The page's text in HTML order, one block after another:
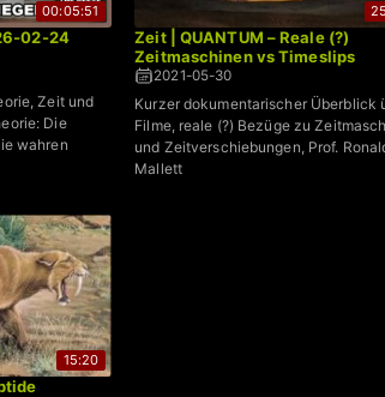
00:05:51
02-24
Zeit und
Die
wahren
Zeit | QUANTUM – Reale (?)
Zeitmaschinen vs Timeslips
2021-05-30
Kurzer dokumentarischer Überblick
Filme, reale (?) Bezüge zu
und Zeitverschiebungen, Prof.
Mallett
15:20